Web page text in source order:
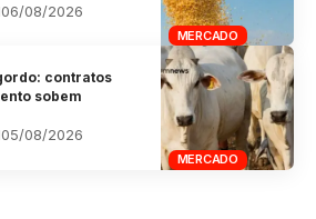
MERCADO
06/08/2026
MERCADO
contratos
sobem
05/08/2026